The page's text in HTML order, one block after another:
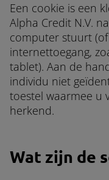
Een cookie is een
Alpha Credit N.V.
computer stuurt
internettoegang,
tablet). Aan de
individu niet
toestel waarmee u
herkend.
Wat zijn de